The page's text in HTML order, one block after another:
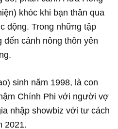
khóc khi bạn thân qua
động. Trong những tập
đến cảnh nông thôn yên
sinh năm 1998, là con
Chính Phi với người vợ
nhập showbiz với tư cách
2021.